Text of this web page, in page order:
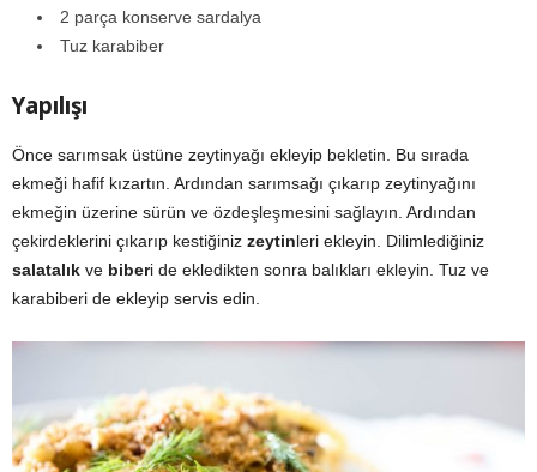
2 parça konserve sardalya
Tuz karabiber
Yapılışı
Önce sarımsak üstüne zeytinyağı ekleyip bekletin. Bu sırada
ekmeği hafif kızartın. Ardından sarımsağı çıkarıp zeytinyağını
ekmeğin üzerine sürün ve özdeşleşmesini sağlayın. Ardından
çekirdeklerini çıkarıp kestiğiniz zeytinleri ekleyin. Dilimlediğiniz
salatalık ve biberi de ekledikten sonra balıkları ekleyin. Tuz ve
karabiberi de ekleyip servis edin.